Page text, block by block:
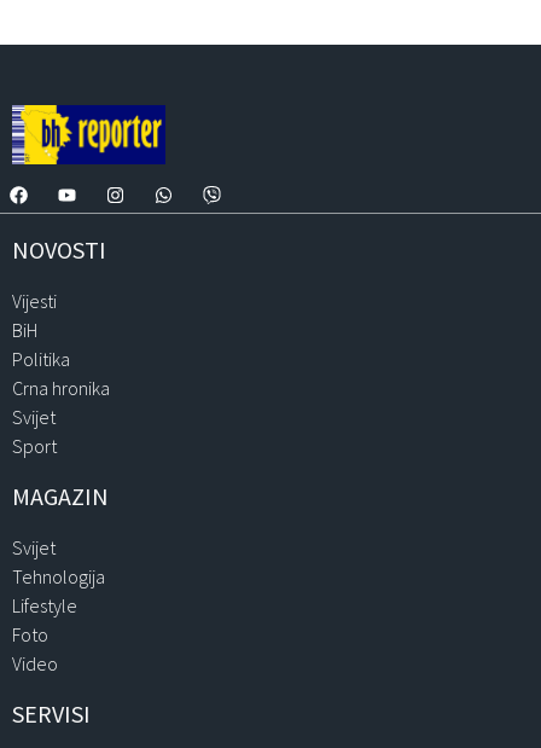
NOVOSTI
Vijesti
BiH
Politika
Crna hronika
Svijet
Sport
MAGAZIN
Svijet
Tehnologija
Lifestyle
Foto
Video
SERVISI